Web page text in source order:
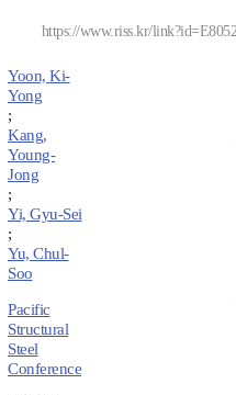
https://www.riss.kr/
Yoon, Ki-
Yong
;
Kang,
Young-
Jong
;
Yi, Gyu-Sei
;
Yu, Chul-
Soo
Pacific
Structural
Steel
Conference